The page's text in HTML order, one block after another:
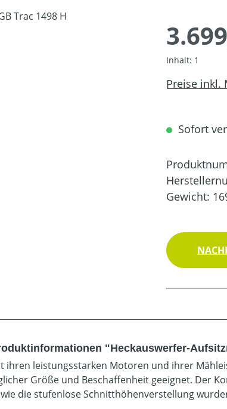
Inhalt: 1
Preise inkl.
Sofort
Gewicht:
"Heckauswerfer-
ihren leistungsstarken Motoren und ihrer
Größe und Beschaffenheit geeignet. Der
die stufenlose Schnitthöhenverstellung